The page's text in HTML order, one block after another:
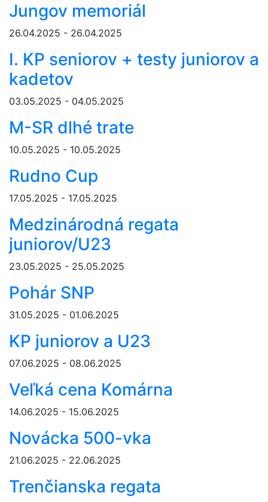
Jungov memoriál
26.04.2025 - 26.04.2025
I. KP seniorov + testy juniorov a
kadetov
03.05.2025 - 04.05.2025
M-SR dlhé trate
10.05.2025 - 10.05.2025
Rudno Cup
17.05.2025 - 17.05.2025
Medzinárodná regata
juniorov/U23
23.05.2025 - 25.05.2025
Pohár SNP
31.05.2025 - 01.06.2025
KP juniorov a U23
07.06.2025 - 08.06.2025
Veľká cena Komárna
14.06.2025 - 15.06.2025
Novácka 500-vka
21.06.2025 - 22.06.2025
Trenčianska regata